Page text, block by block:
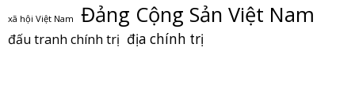
xã hội Việt Nam Đảng Cộng Sản Việt Nam
đấu tranh chính trị địa chính trị